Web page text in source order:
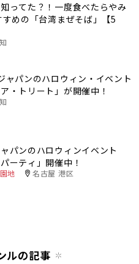
ってた？！一度食べたらやみ
めの「台湾まぜそば」【5
ャパンのハロウィン・イベント
‧トリート」が開催中！
パンのハロウィンイベント
ーティ」開催中！
地 名古屋 港区
ルの記事